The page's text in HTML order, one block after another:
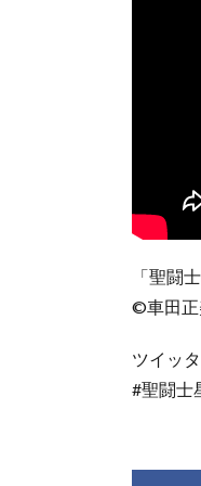
「聖闘
©車田正
ツイッタ
#聖闘士